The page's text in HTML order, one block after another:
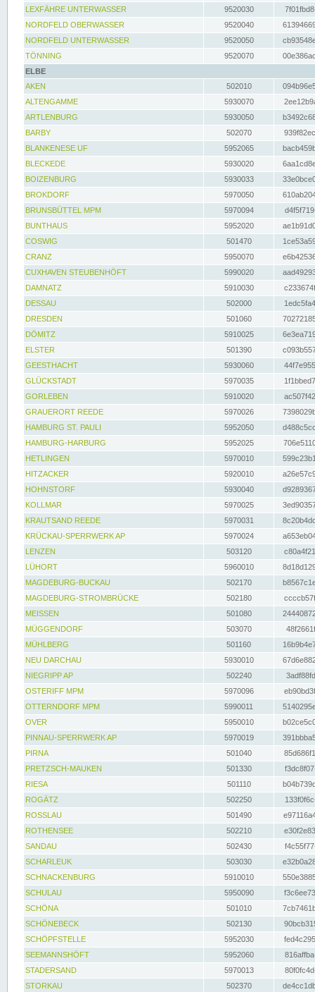
LEXFÄHRE UNTERWASSER
9520030
NORDFELD OBERWASSER
9520040
NORDFELD UNTERWASSER
9520050
TÖNNING
9520070
ELBE
AKEN
502010
ALTENGAMME
5930070
ARTLENBURG
5930050
BARBY
502070
BLANKENESE UF
5952065
BLECKEDE
5930020
BOIZENBURG
5930033
BROKDORF
5970050
BRUNSBÜTTEL MPM
5970094
BUNTHAUS
5952020
COSWIG
501470
CRANZ
5950070
CUXHAVEN STEUBENHÖFT
5990020
DAMNATZ
5910030
DESSAU
502000
DRESDEN
501060
DÖMITZ
5910025
ELSTER
501390
GEESTHACHT
5930060
GLÜCKSTADT
5970035
GORLEBEN
5910020
GRAUERORT REEDE
5970026
HAMBURG ST. PAULI
5952050
HAMBURG-HARBURG
5952025
HETLINGEN
5970010
HITZACKER
5920010
HOHNSTORF
5930040
KOLLMAR
5970025
KRAUTSAND REEDE
5970031
KRÜCKAU-SPERRWERK AP
5970024
LENZEN
503120
LÜHORT
5960010
MAGDEBURG-BUCKAU
502170
MAGDEBURG-STROMBRÜCKE
502180
MEISSEN
501080
MÜGGENDORF
503070
MÜHLBERG
501160
NEU DARCHAU
5930010
NIEGRIPP AP
502240
OSTERIFF MPM
5970096
OTTERNDORF MPM
5990011
OVER
5950010
PINNAU-SPERRWERK AP
5970019
PIRNA
501040
PRETZSCH-MAUKEN
501330
RIESA
501110
ROGÄTZ
502250
ROSSLAU
501490
ROTHENSEE
502210
SANDAU
502430
SCHARLEUK
503030
SCHNACKENBURG
5910010
SCHULAU
5950090
SCHÖNA
501010
SCHÖNEBECK
502130
SCHÖPFSTELLE
5952030
SEEMANNSHÖFT
5952060
STADERSAND
5970013
STORKAU
502370